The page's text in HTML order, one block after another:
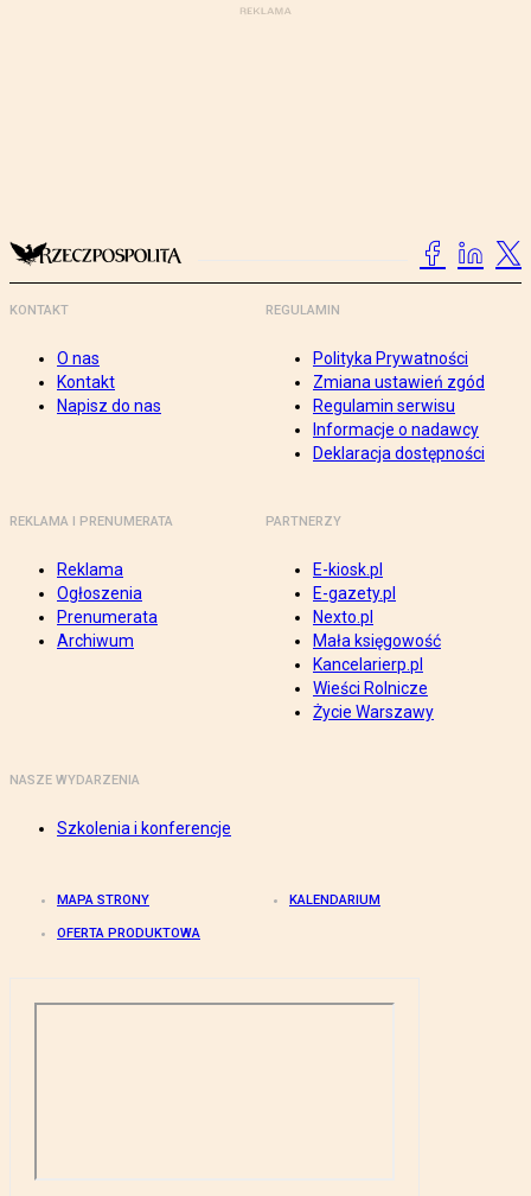
KONTAKT
O nas
Kontakt
Napisz do nas
REGULAMIN
Polityka Prywatności
Zmiana ustawień zgód
Regulamin serwisu
Informacje o nadawcy
Deklaracja dostępności
REKLAMA I PRENUMERATA
Reklama
Ogłoszenia
Prenumerata
Archiwum
PARTNERZY
E-kiosk.pl
E-gazety.pl
Nexto.pl
Mała księgowość
Kancelarierp.pl
Wieści Rolnicze
Życie Warszawy
NASZE WYDARZENIA
Szkolenia i konferencje
MAPA STRONY KALENDARIUM
OFERTA PRODUKTOWA